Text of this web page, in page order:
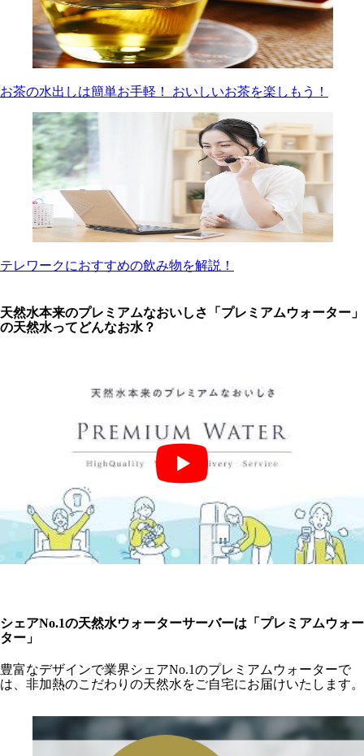
お茶の水出しは簡単お手軽！ おいしいお茶を楽しもう！
テレワークにおすすめの飲み物を解説！
天然水本来のプレミアムなおいしさ「プレミアムウォーター」
の天然水ってどんなお水？
シェアNo.1の天然水ウォーターサーバーは「プレミアムウォー
ター」
豊富なデザインで業界シェアNo.1のプレミアムウォーターで
は、非加熱のこだわりの天然水をご自宅にお届けいたします。